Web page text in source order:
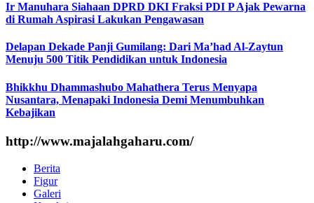
Ir Manuhara Siahaan DPRD DKI Fraksi PDI P Ajak Pewarna
di Rumah Aspirasi Lakukan Pengawasan
Delapan Dekade Panji Gumilang: Dari Ma’had Al-Zaytun
Menuju 500 Titik Pendidikan untuk Indonesia
Bhikkhu Dhammashubo Mahathera Terus Menyapa
Nusantara, Menapaki Indonesia Demi Menumbuhkan
Kebajikan
http://www.majalahgaharu.com/
Berita
Figur
Galeri